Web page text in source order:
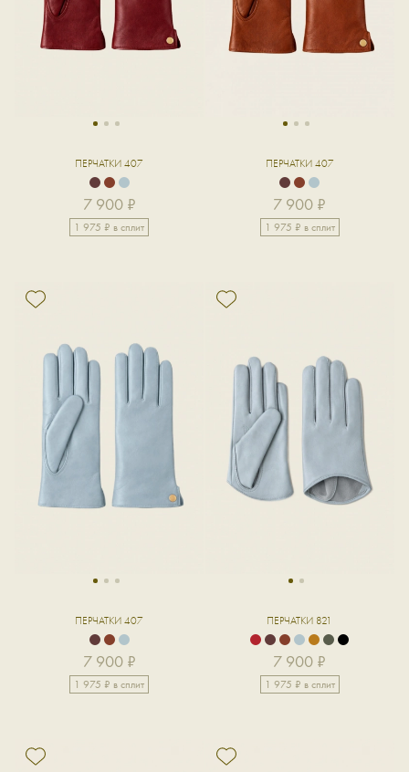
1 2 3
ПЕРЧАТКИ 407
7 900 ₽
1 975 ₽ в сплит
1 2 3
ПЕРЧАТКИ 407
7 900 ₽
1 975 ₽ в сплит
1 2 3
ПЕРЧАТКИ 407
7 900 ₽
1 975 ₽ в сплит
1 2
ПЕРЧАТКИ 821
7 900 ₽
1 975 ₽ в сплит